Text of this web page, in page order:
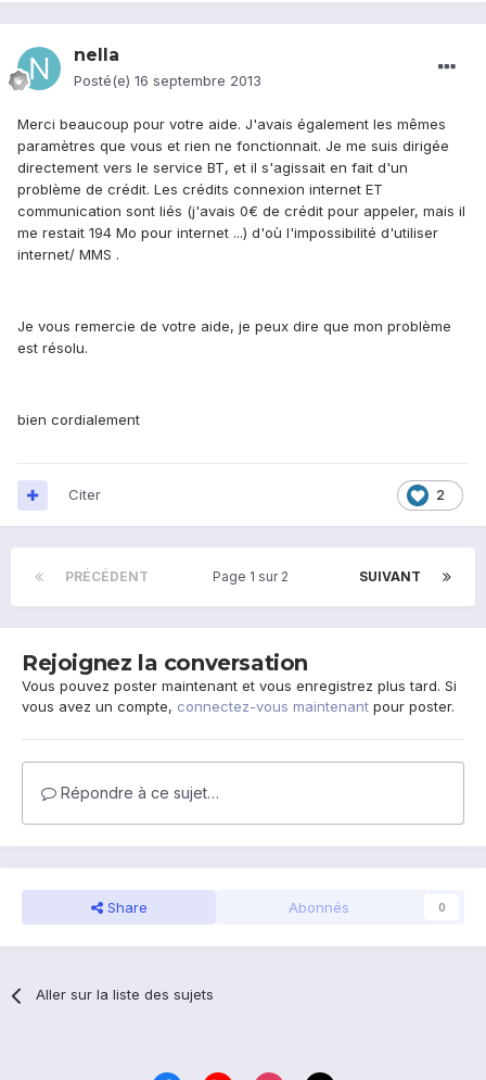
nella
Posté(e) 16 septembre 2013
Merci beaucoup pour votre aide. J'avais également les mêmes
paramètres que vous et rien ne fonctionnait. Je me suis dirigée
directement vers le service BT, et il s'agissait en fait d'un
problème de crédit. Les crédits connexion internet ET
communication sont liés (j'avais 0€ de crédit pour appeler, mais il
me restait 194 Mo pour internet ...) d'où l'impossibilité d'utiliser
internet/ MMS .
Je vous remercie de votre aide, je peux dire que mon problème
est résolu.
bien cordialement
2
Citer
PRÉCÉDENT SUIVANT
Page 1 sur 2
Rejoignez la conversation
Vous pouvez poster maintenant et vous enregistrez plus tard. Si
vous avez un compte, connectez-vous maintenant pour poster.
Répondre à ce sujet…
Share Abonnés 0
Aller sur la liste des sujets